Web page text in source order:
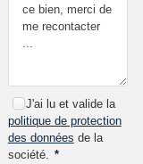
J'ai lu et valide la
politique de protection
des données de la
société. *